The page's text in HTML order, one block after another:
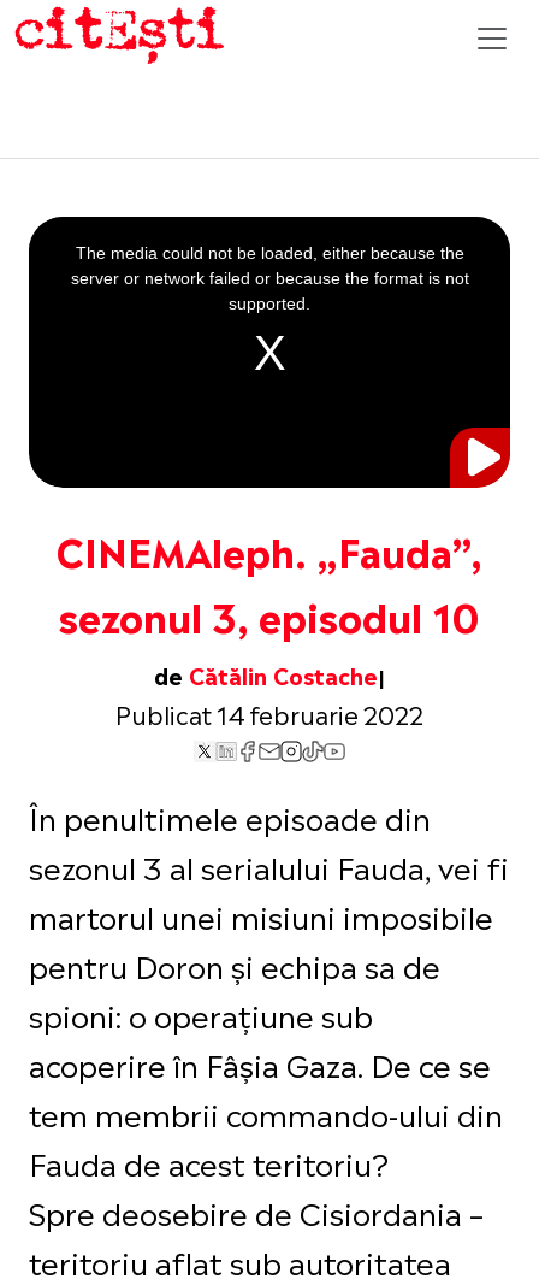
CINEMAleph. „Fauda”,
sezonul 3, episodul 10
de Cătălin Costache
Publicat 14 februarie 2022
This
is
a
The media could not be loaded, either because the
server or network failed or because the format is not
supported.
În penultimele episoade din
sezonul 3 al serialului Fauda, vei fi
martorul unei misiuni imposibile
pentru Doron și echipa sa de
spioni: o operațiune sub
acoperire în Fâșia Gaza. De ce se
tem membrii commando-ului din
Fauda de acest teritoriu?
Spre deosebire de Cisiordania –
teritoriu aflat sub autoritatea